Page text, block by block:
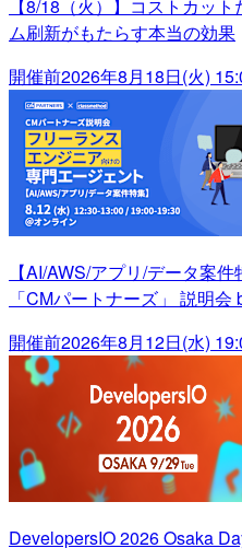
【8/18（火）】コストカッ
ム刷新がもたらす本当の効果
開催前2026年8月18日(火)
【AI/AWS/アプリ/データ案
「CMパートナーズ」 説明会
開催前2026年8月12日(水)
DevelopersIO 2026 Osaka